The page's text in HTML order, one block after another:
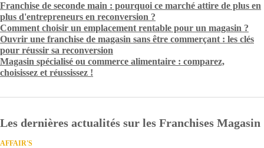
Franchise de seconde main : pourquoi ce marché attire de plus en
plus d'entrepreneurs en reconversion ?
Comment choisir un emplacement rentable pour un magasin ?
Ouvrir une franchise de magasin sans être commerçant : les clés
pour réussir sa reconversion
Magasin spécialisé ou commerce alimentaire : comparez,
choisissez et réussissez !
Les dernières actualités sur les Franchises Magasin
AFFAIR'S